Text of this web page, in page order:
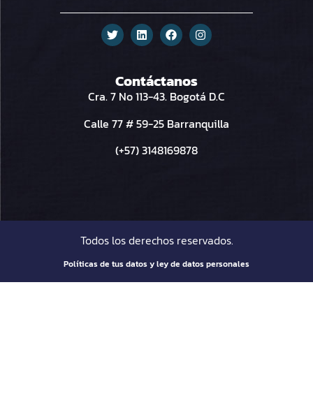
Contáctanos
Cra. 7 No 113-43. Bogotá D.C
Calle 77 # 59-25 Barranquilla
(+57) 3148169878
Todos los derechos reservados.
Políticas de tus datos y ley de datos personales